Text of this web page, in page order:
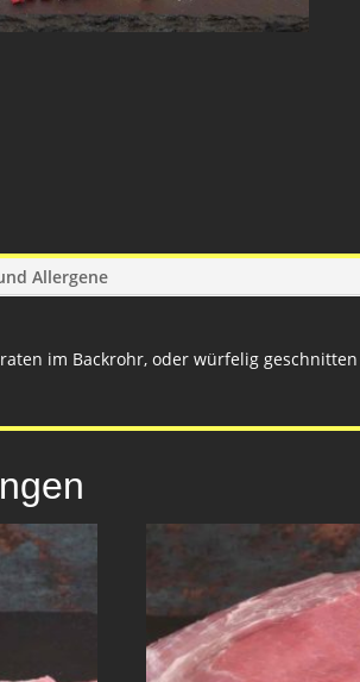
Allergene
im Backrohr, oder würfelig